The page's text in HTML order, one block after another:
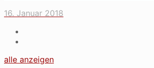
16. Januar 2018
alle anzeigen